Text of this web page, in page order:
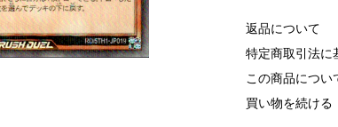
返品について
特定商取引法に
この商品につい
買い物を続ける